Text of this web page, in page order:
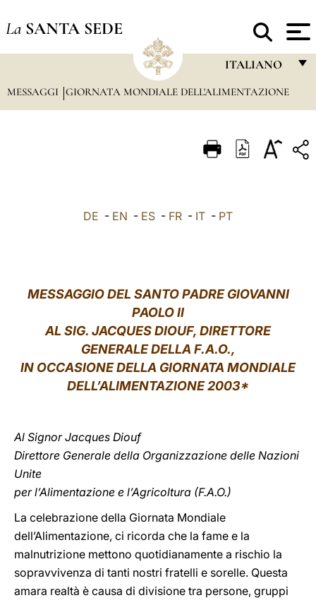
La SANTA SEDE
ITALIANO
FRANÇAIS
ITALIANO
LATINE
MESSAGGI GIORNATA MONDIALE DELL'ALIMENTAZIONE
DE - EN - ES - FR - IT - PT
MESSAGGIO DEL SANTO PADRE GIOVANNI
PAOLO II
AL SIG. JACQUES DIOUF, DIRETTORE
GENERALE DELLA F.A.O.,
IN OCCASIONE DELLA GIORNATA MONDIALE
DELL’ALIMENTAZIONE 2003*
Al Signor Jacques Diouf
Direttore Generale della Organizzazione delle Nazioni
Unite
per l’Alimentazione e l’Agricoltura (F.A.O.)
La celebrazione della Giornata Mondiale
dell’Alimentazione, ci ricorda che la fame e la
malnutrizione mettono quotidianamente a rischio la
sopravvivenza di tanti nostri fratelli e sorelle. Questa
amara realtà è causa di divisione tra persone, gruppi